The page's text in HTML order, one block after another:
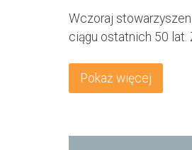
Wczoraj
ciągu ostatnich 50 lat.
Pokaż więcej